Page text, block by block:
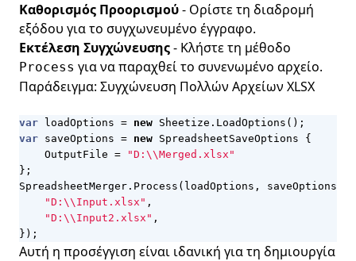
Καθορισμός Προορισμού- Ορίστε τη διαδρομή
εξόδου για το συγχωνευμένο έγγραφο.
Εκτέλεση Συγχώνευσης- Κλήστε τη μέθοδο
Process για να παραχθεί το συνενωμένο αρχείο.
Παράδειγμα: Συγχώνευση Πολλών Αρχείων XLSX
var loadOptions = new Sheetize . LoadOptions ();
var saveOptions = new SpreadsheetSaveOptions
{
OutputFile =
"D:\\Merged.xlsx"
};
SpreadsheetMerger . Process ( loadOptions , saveOptions
"D:\\Input.xlsx" ,
"D:\\Input2.xlsx" ,
});
Αυτή η προσέγγιση είναι ιδανική για τη δημιουργία